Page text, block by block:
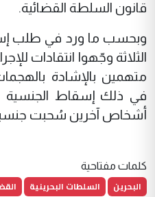
قانون السلطة القضائية.
وبحسب ما ورد في طلب
الثلاثة وجّهوا انتقادات
متهمين بالإشادة بالهجمات
في ذلك إسقاط الجنسية
أشخاص آخرين سُحبت
كلمات مفتاحية
البحرين السلطات البحرينية